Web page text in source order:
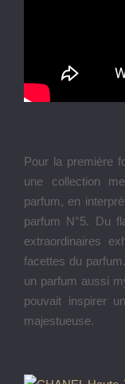
Pour la première
une collection
parfum, en
parfum N°5. Du
extraordinaires
facettes du
un parfum aussi
pouvait inspirer
majestueuse.